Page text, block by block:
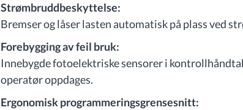
Strømbruddbeskyttelse:
Bremser og låser lasten automatisk på plass ved
Forebygging av feil bruk:
Innebygde fotoelektriske sensorer i
operatør oppdages.
Ergonomisk programmeringsgrensesnitt: